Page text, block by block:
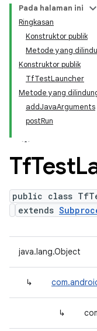
Pada halaman ini
Ringkasan
Konstruktor publik
Metode yang
Konstruktor publik
TfTestLauncher
Metode yang
addJavaArguments
postRun
TfTest
public class
extends
java.lang.Object
↳
↳